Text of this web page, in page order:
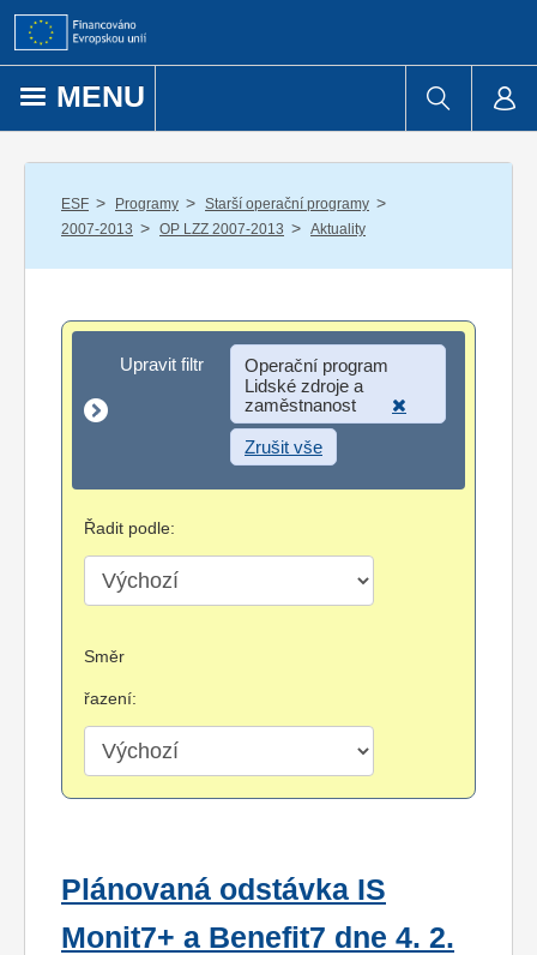
Přejít k obsahu
MENU
ESF / Programy / Starší operační programy /
2007-2013 / OP LZZ 2007-2013 / Aktuality
Upravit filtr
Upravit filtr
Operační program
Lidské zdroje a
zaměstnanost
Zrušit vše
Řadit podle:
Směr
řazení:
Plánovaná odstávka IS
Monit7+ a Benefit7 dne 4. 2.